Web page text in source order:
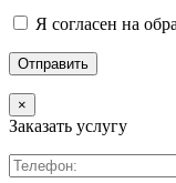
Я согласен на
×
Заказать услугу